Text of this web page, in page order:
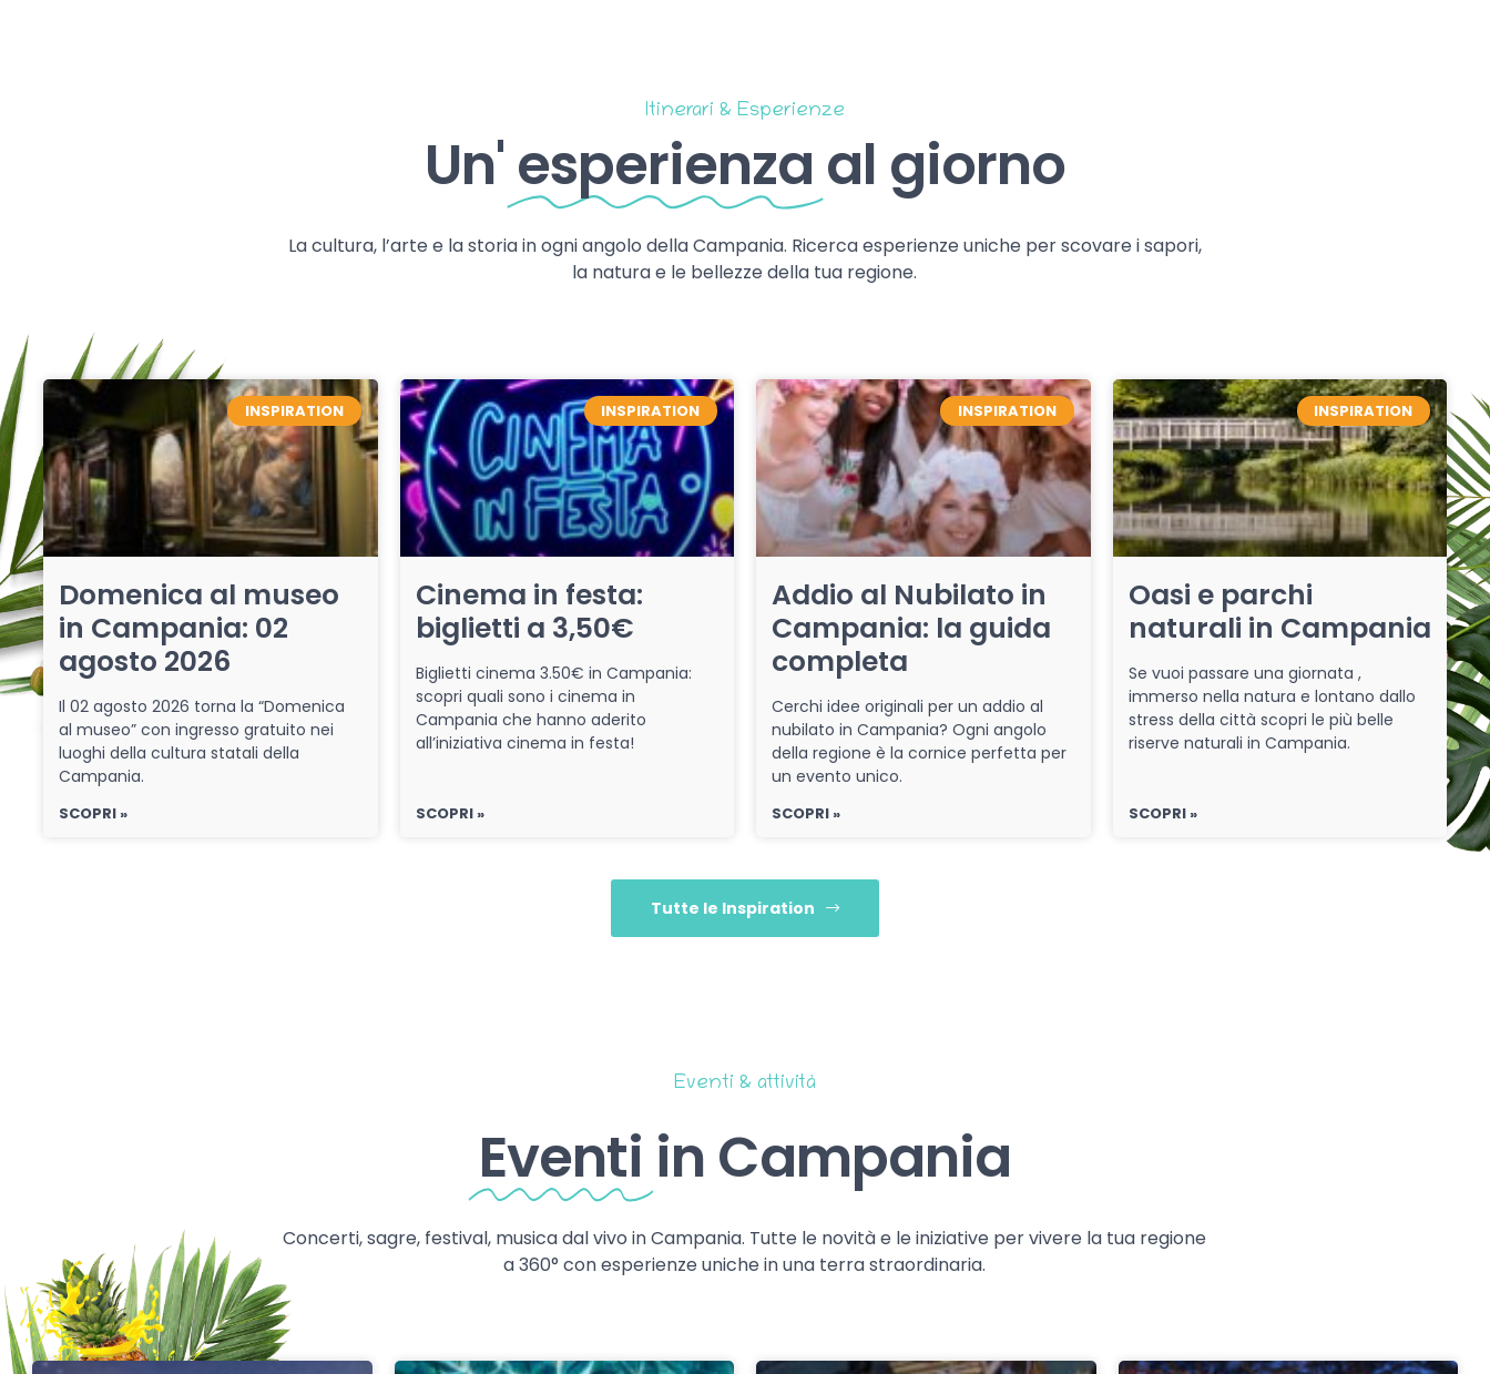
Itinerari & Esperienze
Un' esperienza al giorno
La cultura, l’arte e la storia in ogni angolo della Campania. Ricerca esperienze uniche per scovare i sapori,
la natura e le bellezze della tua regione.
INSPIRATION
Domenica al museo
in Campania: 02
agosto 2026
Il 02 agosto 2026 torna la “Domenica
al museo” con ingresso gratuito nei
luoghi della cultura statali della
Campania.
SCOPRI »
INSPIRATION
Cinema in festa:
biglietti a 3,50€
Biglietti cinema 3.50€ in Campania:
scopri quali sono i cinema in
Campania che hanno aderito
all’iniziativa cinema in festa!
SCOPRI »
INSPIRATION
Addio al Nubilato in
Campania: la guida
completa
Cerchi idee originali per un addio al
nubilato in Campania? Ogni angolo
della regione è la cornice perfetta per
un evento unico.
SCOPRI »
INSPIRATION
Oasi e parchi
naturali in Campania
Se vuoi passare una giornata ,
immerso nella natura e lontano dallo
stress della città scopri le più belle
riserve naturali in Campania.
SCOPRI »
Tutte le Inspiration
Eventi & attività
Eventi in Campania
Concerti, sagre, festival, musica dal vivo in Campania. Tutte le novità e le iniziative per vivere la tua regione
a 360° con esperienze uniche in una terra straordinaria.